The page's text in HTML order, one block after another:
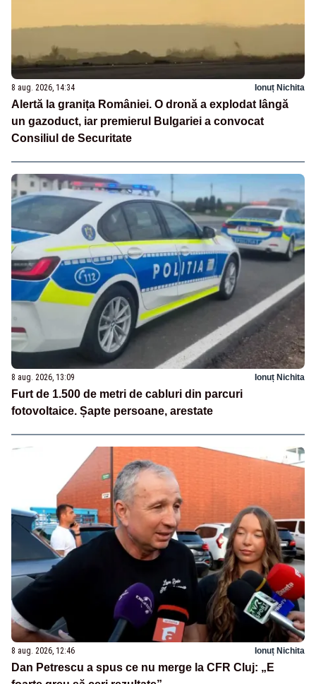
8 aug. 2026, 14:34 Ionuț Nichita
Alertă la granița României. O dronă a explodat lângă
un gazoduct, iar premierul Bulgariei a convocat
Consiliul de Securitate
8 aug. 2026, 13:09 Ionuț Nichita
Furt de 1.500 de metri de cabluri din parcuri
fotovoltaice. Șapte persoane, arestate
8 aug. 2026, 12:46 Ionuț Nichita
Dan Petrescu a spus ce nu merge la CFR Cluj: „E